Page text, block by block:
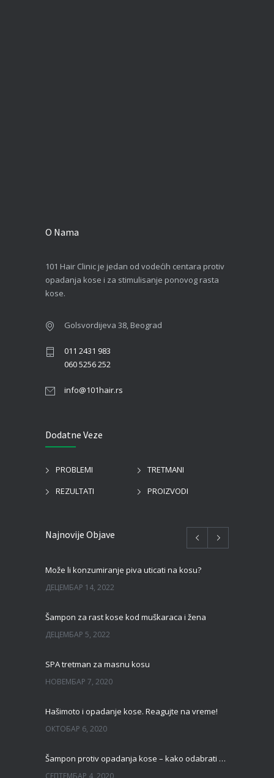
O Nama
101 Hair Clinic je jedan od vodećih centara protiv
opadanja kose i za stimulisanje ponovog rasta
kose.
Golsvordijeva 38, Beograd
011 2431 983
060 5256 252
info@101hair.rs
Dodatne Veze
PROBLEMI
TRETMANI
REZULTATI
PROIZVODI
Najnovije Objave
Može li konzumiranje piva uticati na kosu?
ДЕЦЕМБАР 14, 2022
Šampon za rast kose kod muškaraca i žena
ДЕЦЕМБАР 5, 2022
SPA tretman za masnu kosu
НОВЕМБАР 7, 2020
Hašimoto i opadanje kose. Reagujte na vreme!
ОКТОБАР 6, 2020
Šampon protiv opadanja kose – kako odabrati pravi?